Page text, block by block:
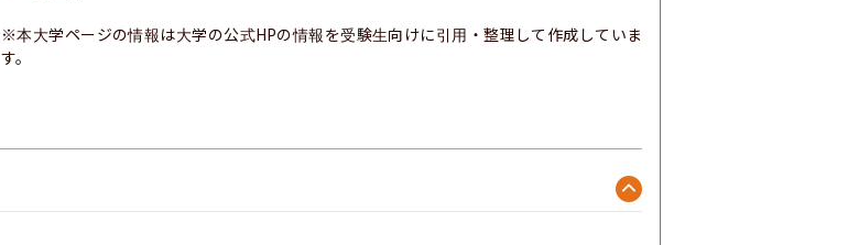
※本大学ページの情報は大学の公式HPの情報を受験生向けに引用・整理して作成していま
す。